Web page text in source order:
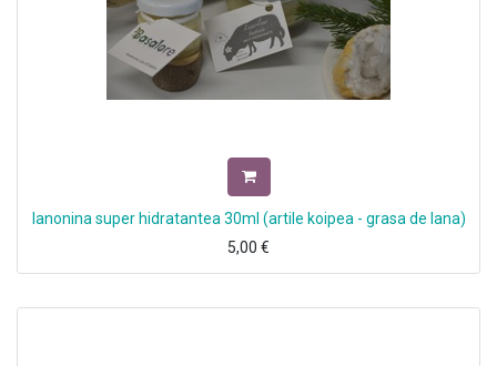
lanonina super hidratantea 30ml (artile koipea - grasa de lana)
5,00 €